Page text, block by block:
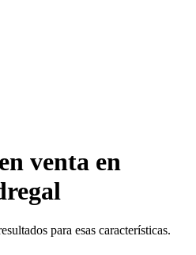
en venta en
para esas características.